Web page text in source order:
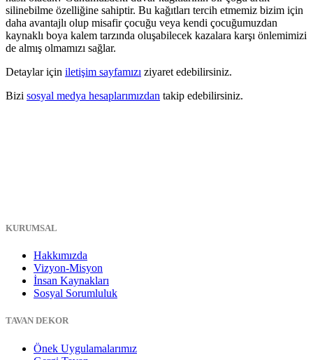
silinebilme özelliğine sahiptir. Bu kağıtları tercih etmemiz bizim için
daha avantajlı olup misafir çocuğu veya kendi çocuğumuzdan
kaynaklı boya kalem tarzında oluşabilecek kazalara karşı önlemimizi
de almış olmamızı sağlar.
Detaylar için iletişim sayfamızı ziyaret edebilirsiniz.
Bizi sosyal medya hesaplarımızdan takip edebilirsiniz.
KURUMSAL
Hakkımızda
Vizyon-Misyon
İnsan Kaynakları
Sosyal Sorumluluk
TAVAN DEKOR
Önek Uygulamalarımız